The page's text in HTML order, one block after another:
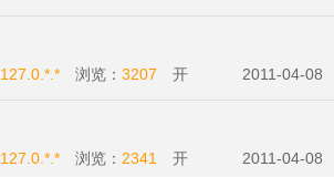
127.0.*.* 浏览： 3207 开
2011-04-08
127.0.*.* 浏览： 2341
开
2011-04-08